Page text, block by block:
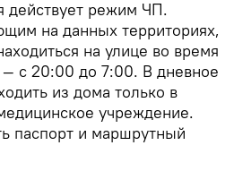
действует режим ЧП.
на данных территориях,
на улице во время
— с 20:00 до 7:00. В дневное
из дома только в
учреждение.
паспорт и маршрутный